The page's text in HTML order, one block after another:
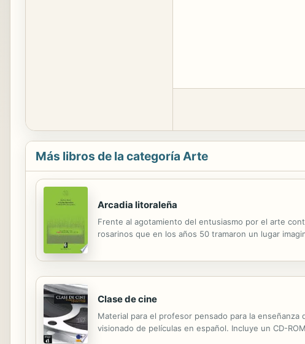
Más libros de la categoría Arte
Arcadia litoraleña
Frente al agotamiento del entusiasmo por el arte
rosarinos que en los años 50 tramaron un lugar
Clase de cine
Material para el profesor pensado para la
visionado de películas en español. Incluye un CD-